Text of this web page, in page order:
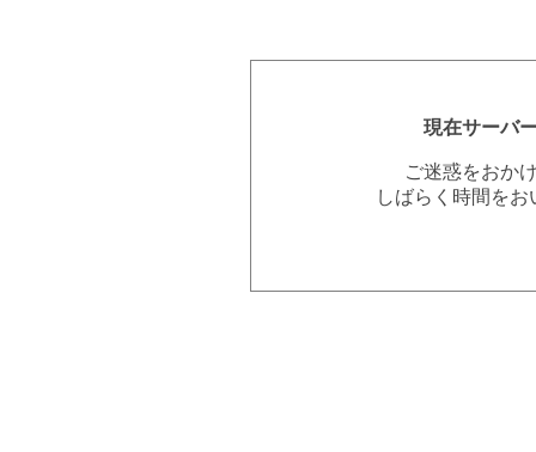
現在サーバ
ご迷惑をおか
しばらく時間を